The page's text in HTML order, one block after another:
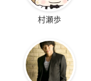
村瀬歩